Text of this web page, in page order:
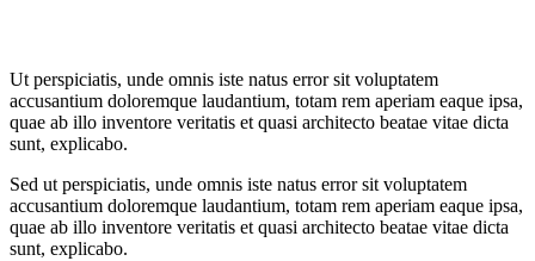
Ut perspiciatis, unde omnis iste natus error sit voluptatem
accusantium doloremque laudantium, totam rem aperiam eaque ipsa,
quae ab illo inventore veritatis et quasi architecto beatae vitae dicta
sunt, explicabo.
Sed ut perspiciatis, unde omnis iste natus error sit voluptatem
accusantium doloremque laudantium, totam rem aperiam eaque ipsa,
quae ab illo inventore veritatis et quasi architecto beatae vitae dicta
sunt, explicabo.